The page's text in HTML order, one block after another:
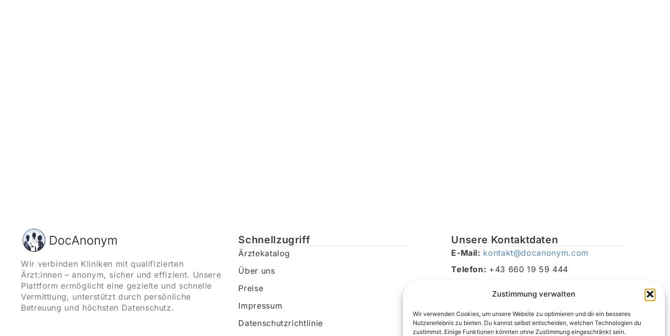
Zustimmung verwalten
Wir verwenden Cookies, um unsere Website zu optimieren und dir ein besseres
Nutzererlebnis zu bieten. Du kannst selbst entscheiden, welchen Technologien du
zustimmst. Einige Funktionen könnten ohne Zustimmung eingeschränkt sein.
Wir verbinden Kliniken mit qualifizierten
Ärzt:innen – anonym, sicher und effizient. Unsere
Plattform ermöglicht eine gezielte und schnelle
Vermittlung, unterstützt durch persönliche
Betreuung und höchsten Datenschutz.
Schnellzugriff
Ärztekatalog
Über uns
Preise
Impressum
Datenschutzrichtlinie
Unsere Kontaktdaten
E-Mail: kontakt@docanonym.com
Telefon: +43 660 19 59 444
Traunsee, Österreich